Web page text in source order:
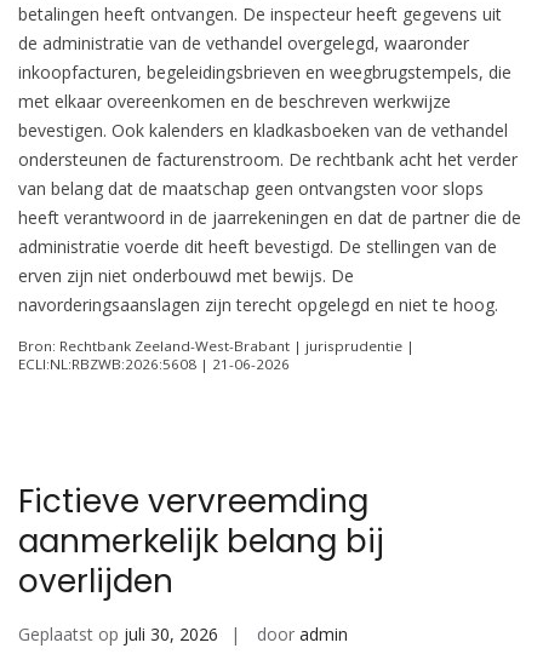
betalingen heeft ontvangen. De inspecteur heeft gegevens uit
de administratie van de vethandel overgelegd, waaronder
inkoopfacturen, begeleidingsbrieven en weegbrugstempels, die
met elkaar overeenkomen en de beschreven werkwijze
bevestigen. Ook kalenders en kladkasboeken van de vethandel
ondersteunen de facturenstroom. De rechtbank acht het verder
van belang dat de maatschap geen ontvangsten voor slops
heeft verantwoord in de jaarrekeningen en dat de partner die de
administratie voerde dit heeft bevestigd. De stellingen van de
erven zijn niet onderbouwd met bewijs. De
navorderingsaanslagen zijn terecht opgelegd en niet te hoog.
Bron: Rechtbank Zeeland-West-Brabant | jurisprudentie |
ECLI:NL:RBZWB:2026:5608 | 21-06-2026
Fictieve vervreemding
aanmerkelijk belang bij
overlijden
Geplaatst op juli 30, 2026 door admin